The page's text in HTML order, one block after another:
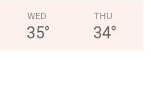
WED
35°
THU
34°